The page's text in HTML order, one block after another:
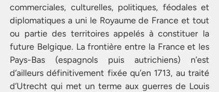
commerciales, culturelles, politiques, féodales et
diplomatiques a uni le Royaume de France et tout
ou partie des territoires appelés à constituer la
future Belgique. La frontière entre la France et les
Pays-Bas (espagnols puis autrichiens) n’est
d’ailleurs définitivement fixée qu’en 1713, au traité
d’Utrecht qui met un terme aux guerres de Louis